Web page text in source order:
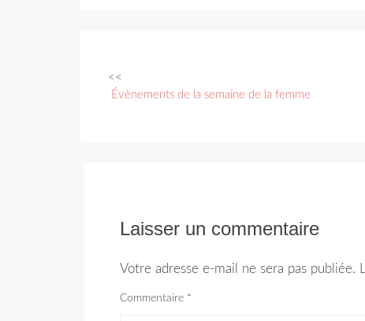
Navigation
<<
Évènements de la semaine de la femme
Laisser un commentaire
Votre adresse e-mail ne sera pas publiée.
Commentaire *